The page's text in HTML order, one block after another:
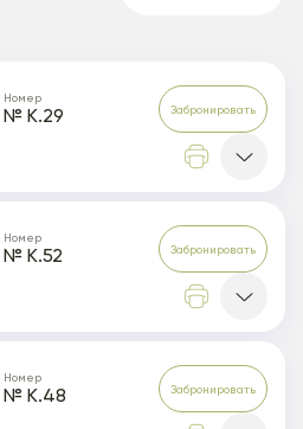
Номер
№ К.29 Забронировать
Номер
№ К.52 Забронировать
Номер
№ К.48 Забронировать